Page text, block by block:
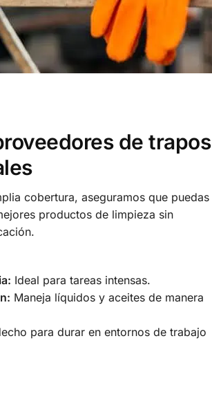
de trapos
cobertura, aseguramos que puedas
productos de limpieza sin
Ideal para tareas intensas.
Maneja líquidos y aceites de manera
para durar en entornos de trabajo